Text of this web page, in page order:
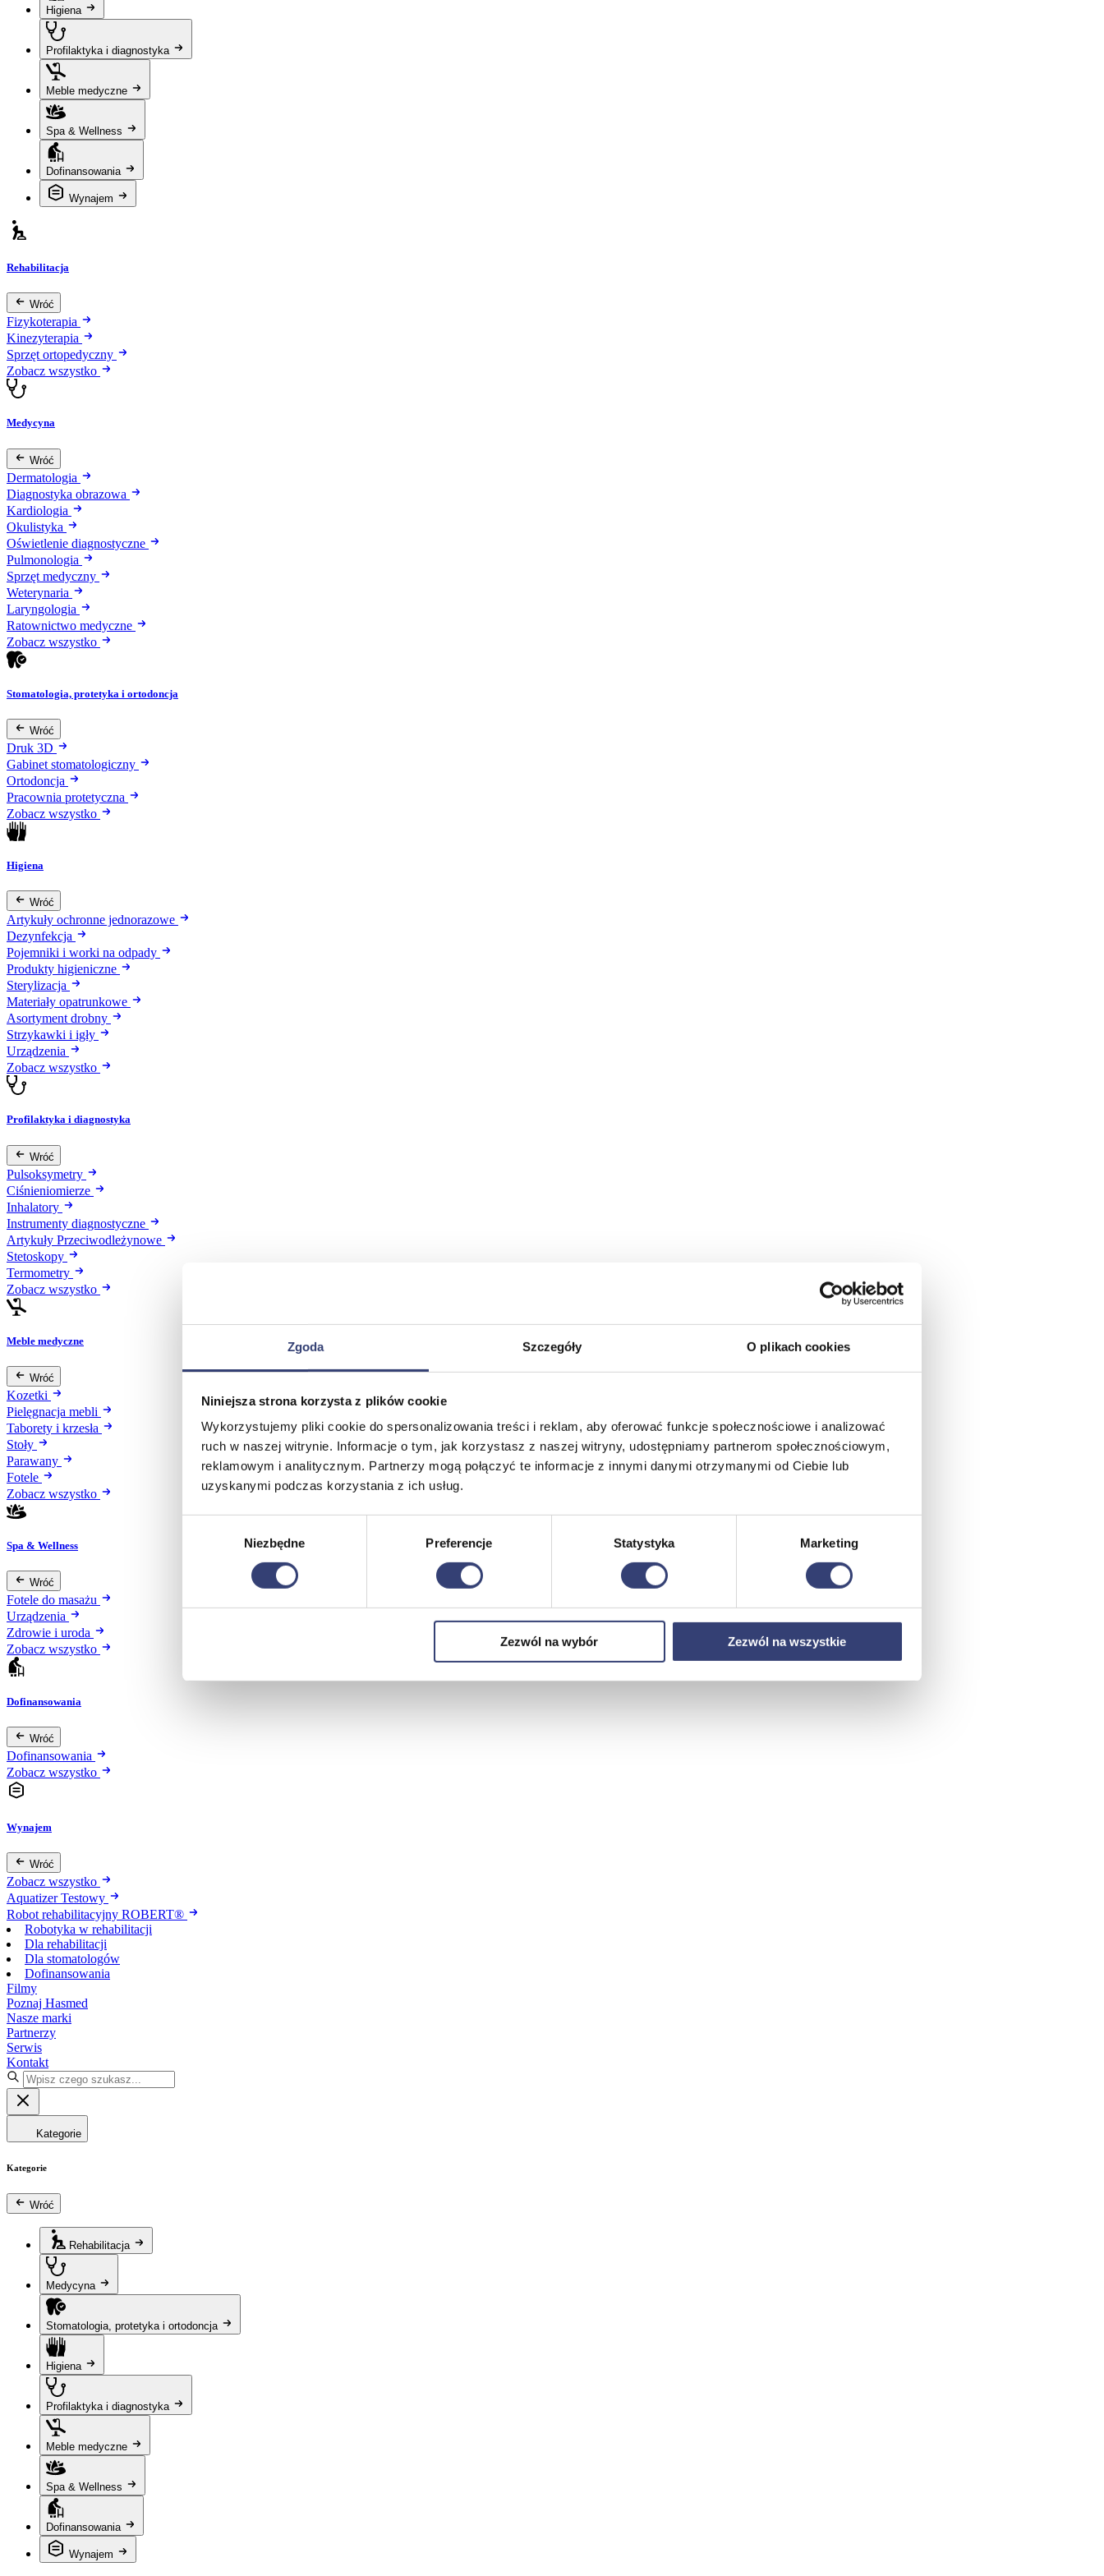
Zgoda Szczegóły O plikach cookies
Niniejsza strona korzysta z plików cookie
Wykorzystujemy pliki cookie do spersonalizowania treści i reklam, aby oferować funkcje społecznościowe i analizować
ruch w naszej witrynie. Informacje o tym, jak korzystasz z naszej witryny, udostępniamy partnerom społecznościowym,
reklamowym i analitycznym. Partnerzy mogą połączyć te informacje z innymi danymi otrzymanymi od Ciebie lub
uzyskanymi podczas korzystania z ich usług.
Niezbędne Preferencje Statystyka Marketing
Zezwól na wybór Zezwól na wszystkie
Higiena
Profilaktyka i diagnostyka
Meble medyczne
Spa & Wellness
Dofinansowania
Wynajem
Rehabilitacja
Wróć
Fizykoterapia
Kinezyterapia
Sprzęt ortopedyczny
Zobacz wszystko
Medycyna
Wróć
Dermatologia
Diagnostyka obrazowa
Kardiologia
Okulistyka
Oświetlenie diagnostyczne
Pulmonologia
Sprzęt medyczny
Weterynaria
Laryngologia
Ratownictwo medyczne
Zobacz wszystko
Stomatologia, protetyka i ortodoncja
Wróć
Druk 3D
Gabinet stomatologiczny
Ortodoncja
Pracownia protetyczna
Zobacz wszystko
Higiena
Wróć
Artykuły ochronne jednorazowe
Dezynfekcja
Pojemniki i worki na odpady
Produkty higieniczne
Sterylizacja
Materiały opatrunkowe
Asortyment drobny
Strzykawki i igły
Urządzenia
Zobacz wszystko
Profilaktyka i diagnostyka
Wróć
Pulsoksymetry
Ciśnieniomierze
Inhalatory
Instrumenty diagnostyczne
Artykuły Przeciwodleżynowe
Stetoskopy
Termometry
Zobacz wszystko
Meble medyczne
Wróć
Kozetki
Pielęgnacja mebli
Taborety i krzesła
Stoły
Parawany
Fotele
Zobacz wszystko
Spa & Wellness
Wróć
Fotele do masażu
Urządzenia
Zdrowie i uroda
Zobacz wszystko
Dofinansowania
Wróć
Dofinansowania
Zobacz wszystko
Wynajem
Wróć
Zobacz wszystko
Aquatizer Testowy
Robot rehabilitacyjny ROBERT®
Robotyka w rehabilitacji
Dla rehabilitacji
Dla stomatologów
Dofinansowania
Filmy
Poznaj Hasmed
Nasze marki
Partnerzy
Serwis
Kontakt
Kategorie
Kategorie
Wróć
Rehabilitacja
Medycyna
Stomatologia, protetyka i ortodoncja
Higiena
Profilaktyka i diagnostyka
Meble medyczne
Spa & Wellness
Dofinansowania
Wynajem